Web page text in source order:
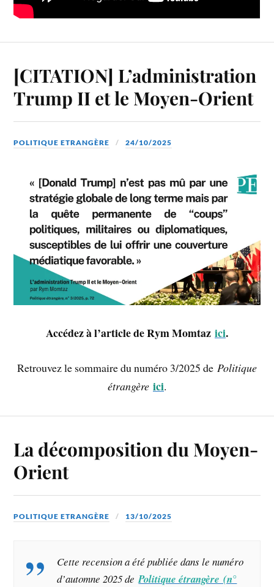
[CITATION] L’administration
Trump II et le Moyen-Orient
POLITIQUE ETRANGÈRE 24/10/2025
Accédez à l’article de Rym Momtaz ici.
Retrouvez le sommaire du numéro 3/2025 de Politique
étrangère ici.
La décomposition du Moyen-
Orient
POLITIQUE ETRANGÈRE 13/10/2025
Cette recension a été publiée dans le numéro
d’automne 2025 dePolitique étrangère (n°